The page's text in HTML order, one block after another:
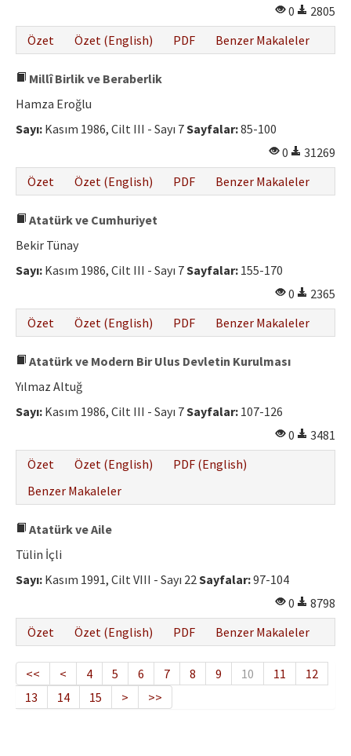
0
2805
Özet
Özet (English) PDF Benzer Makaleler
Millî Birlik ve Beraberlik
Hamza Eroğlu
Sayı: Kasım 1986, Cilt III - Sayı 7Sayfalar:85-100
0
31269
Özet
Özet (English) PDF Benzer Makaleler
Atatürk ve Cumhuriyet
Bekir Tünay
Sayı: Kasım 1986, Cilt III - Sayı 7Sayfalar: 155-170
0
2365
Özet
Özet (English) PDF Benzer Makaleler
Atatürk ve Modern Bir Ulus Devletin Kurulması
Yılmaz Altuğ
Sayı: Kasım 1986, Cilt III - Sayı 7Sayfalar: 107-126
0
3481
Özet
Özet (English)
PDF (English)
Benzer Makaleler
Atatürk ve Aile
Tülin İçli
Sayı: Kasım 1991, Cilt VIII - Sayı 22Sayfalar:97-104
0
8798
Özet
Özet (English) PDF Benzer Makaleler
<< < 4 5 6 7 8 9 10 11
12
13
14 15 > >>